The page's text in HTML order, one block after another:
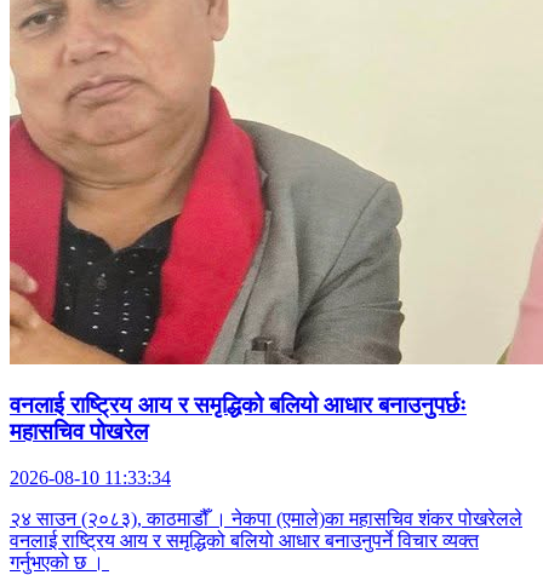
वनलाई राष्ट्रिय आय र समृद्धिको बलियो आधार बनाउनुपर्छः
महासचिव पोखरेल
2026-08-10 11:33:34
२४ साउन (२०८३), काठमाडौँ । नेकपा (एमाले)का महासचिव शंकर पोखरेलले
वनलाई राष्ट्रिय आय र समृद्धिको बलियो आधार बनाउनुपर्ने विचार व्यक्त
गर्नुभएको छ ।